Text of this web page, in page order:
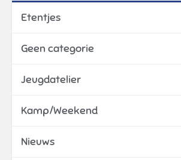
Etentjes
Geen categorie
Jeugdatelier
Kamp/Weekend
Nieuws